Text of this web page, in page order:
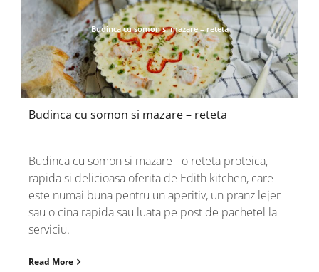
Budinca cu somon si mazare – reteta
Budinca cu somon si mazare – reteta
Budinca cu somon si mazare - o reteta proteica,
rapida si delicioasa oferita de Edith kitchen, care
este numai buna pentru un aperitiv, un pranz lejer
sau o cina rapida sau luata pe post de pachetel la
serviciu.
Read More